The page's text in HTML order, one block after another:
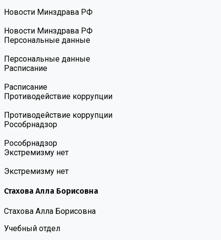
Новости Минздрава РФ
Новости Минздрава РФ
Персональные данные
Персональные данные
Расписание
Расписание
Противодействие коррупции
Противодействие коррупции
Роcобрнадзор
Роcобрнадзор
Экстремизму нет
Экстремизму нет
Стахова Алла Борисовна
Стахова Алла Борисовна
Учебный отдел